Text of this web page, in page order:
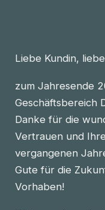
Liebe Kundin,
zum Jahresende
Geschäftsbereich
Danke für die
Vertrauen und
vergangenen
Gute für die
Vorhaben!